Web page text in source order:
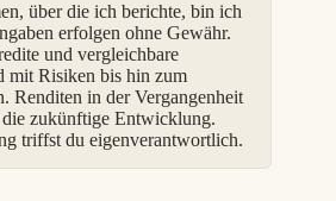
über die ich berichte, bin ich
erfolgen ohne Gewähr.
und vergleichbare
mit Risiken bis hin zum
Renditen in der Vergangenheit
zukünftige Entwicklung.
triffst du eigenverantwortlich.